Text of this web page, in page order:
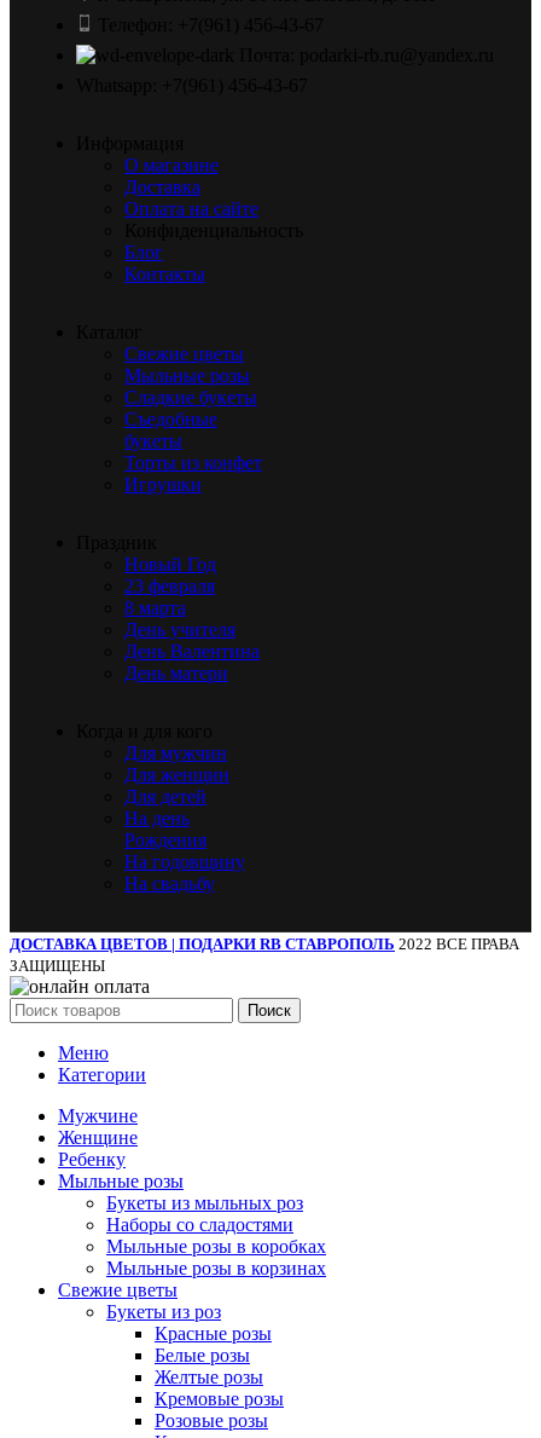
О магазине
Доставка
Оплата на сайте
Блог
Контакты
Свежие цветы
Мыльные розы
Сладкие букеты
Съедобные
букеты
Торты из конфет
Игрушки
Новый Год
23 февраля
8 марта
День учителя
День Валентина
День матери
Для мужчин
Для женщин
Для детей
На день
Рождения
На годовщину
На свадьбу
ДОСТАВКА ЦВЕТОВ | ПОДАРКИ RB СТАВРОПОЛЬ 2022 ВСЕ ПРАВА
ЗАЩИЩЕНЫ
Поиск
Меню
Категории
Мужчине
Женщине
Ребенку
Мыльные розы
Букеты из мыльных роз
Наборы со сладостями
Мыльные розы в коробках
Мыльные розы в корзинах
Свежие цветы
Букеты из роз
Красные розы
Белые розы
Желтые розы
Кремовые розы
Розовые розы